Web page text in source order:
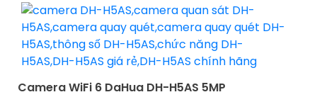
Camera WiFi 6 DaHua DH-H5AS 5MP